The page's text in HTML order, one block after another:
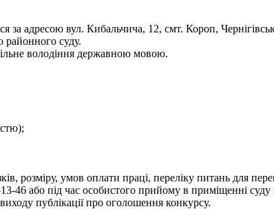
за адресою вул. Кибальчича, 12, смт. Короп,
районного суду.
володіння державною мовою.
розміру, умов оплати праці, переліку питань для
46 або під час особистого прийому в приміщенні
публікації про оголошення конкурсу.